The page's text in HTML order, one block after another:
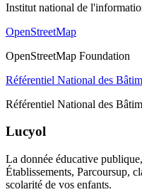
Institut national de
OpenStreetMap
OpenStreetMap Foundation
Référentiel National des
Référentiel National des
Lucyol
La donnée éducative
Établissements, Parcoursup,
scolarité de vos enfants.